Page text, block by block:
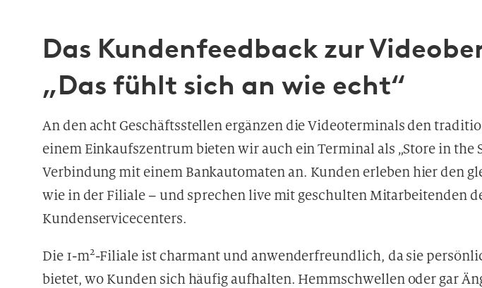
Das Kundenfeedback zur
„Das fühlt sich an wie echt“
An den acht Geschäftsstellen ergänzen die Videoterminals den
einem Einkaufszentrum bieten wir auch ein Terminal als „Store in the
Verbindung mit einem Bankautomaten an. Kunden erleben hier den
wie in der Filiale – und sprechen live mit geschulten Mitarbeitenden
Kundenservicecenters.
Die 1-m2-Filiale ist charmant und anwenderfreundlich, da sie
bietet, wo Kunden sich häufig aufhalten. Hemmschwellen oder gar